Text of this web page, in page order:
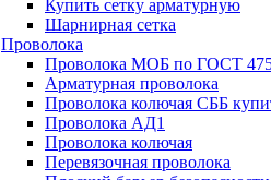
Купить сетку арматурную
Шарнирная сетка
Проволока
Проволока МОБ по ГОСТ
Арматурная проволока
Проволока колючая СББ
Проволока АД1
Проволока колючая
Перевязочная проволока